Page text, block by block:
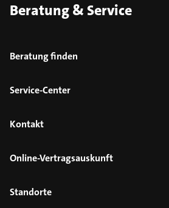
Beratung & Service
Beratung finden
Service-Center
Kontakt
Online-Vertragsauskunft
Standorte